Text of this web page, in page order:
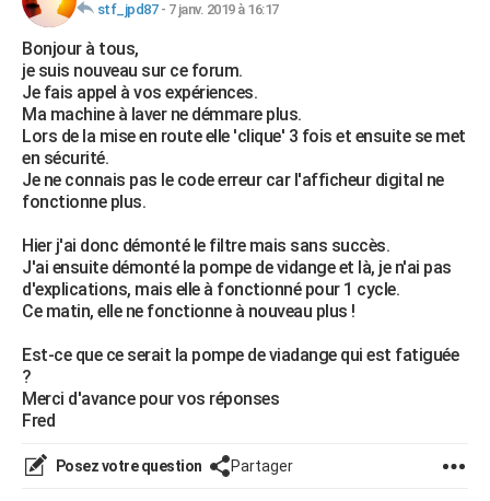
Essais
Réserver un essai
Citadines
Berlines
SUV
Forum auto
HIGH-TECH
Mobiles
Meilleur smartphone
Internet
Ordinateurs
Jeux vidéo
Guide high-tech
+
BRICOLAGE
Forum
Aménagement intérieur
Extérieur
Cuisine
Salle de bains
Jardinage
Rangement
WEEK-END
Guides de France
Escapades
Patrimoine
Expositions
Musées
Week-end nature
+LIFESTYLE
Art de vivre
Bien-être
Loisirs
Mode
Modes de vie
SANTE
Alimentation
Guide de la santé
Maladies
Médicaments
Sommeil
VOYAGE
Destinations
City break
Voyage nature
Voyage de noces
Forum
Climat
+PHOTO
GUIDES D'ACHAT
BONS PLANS
Carte de Noël
Carte Bonne année
Carte Saint-Valentin
Carte Pâques
Carte d'anniversaire
DICTIONNAIRE
stf_jpd87- 7 janv. 2019 à 16:17
Bonjour à tous,
je suis nouveau sur ce forum.
Je fais appel à vos expériences.
Ma machine à laver ne démmare plus.
Lors de la mise en route elle 'clique' 3 fois et ensuite se met
en sécurité.
Je ne connais pas le code erreur car l'afficheur digital ne
fonctionne plus.
Hier j'ai donc démonté le filtre mais sans succès.
J'ai ensuite démonté la pompe de vidange et là, je n'ai pas
d'explications, mais elle à fonctionné pour 1 cycle.
Ce matin, elle ne fonctionne à nouveau plus !
Est-ce que ce serait la pompe de viadange qui est fatiguée
?
Merci d'avance pour vos réponses
Fred
Posez votre question Partager